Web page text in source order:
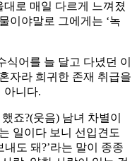
로 매일 다르게 느껴졌
이야말로 그에게는 ‘녹
식어를 늘 달고 다녔던 이
자라 희귀한 존재 취급을
아니다.
죠?(웃음) 남녀 차별이
일이다 보니 선입견도
도 돼?’라는 말이 종종